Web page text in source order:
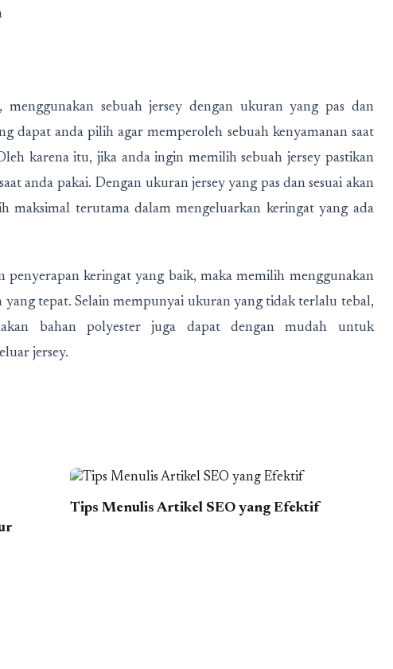
menggunakan sebuah jersey dengan ukuran yang pas dan
dapat anda pilih agar memperoleh sebuah kenyamanan saat
karena itu, jika anda ingin memilih sebuah jersey pastikan
anda pakai. Dengan ukuran jersey yang pas dan sesuai akan
maksimal terutama dalam mengeluarkan keringat yang ada
penyerapan keringat yang baik, maka memilih menggunakan
yang tepat. Selain mempunyai ukuran yang tidak terlalu tebal,
bahan polyester juga dapat dengan mudah untuk
jersey.
Tips Menulis Artikel SEO yang Efektif